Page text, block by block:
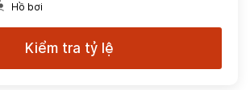
Hồ bơi
Kiểm tra tỷ lệ